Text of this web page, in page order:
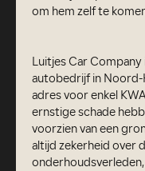
om hem zelf te
Luitjes Car
autobedrijf in Noord-
adres voor enkel
ernstige schade
voorzien van een
altijd zekerheid over